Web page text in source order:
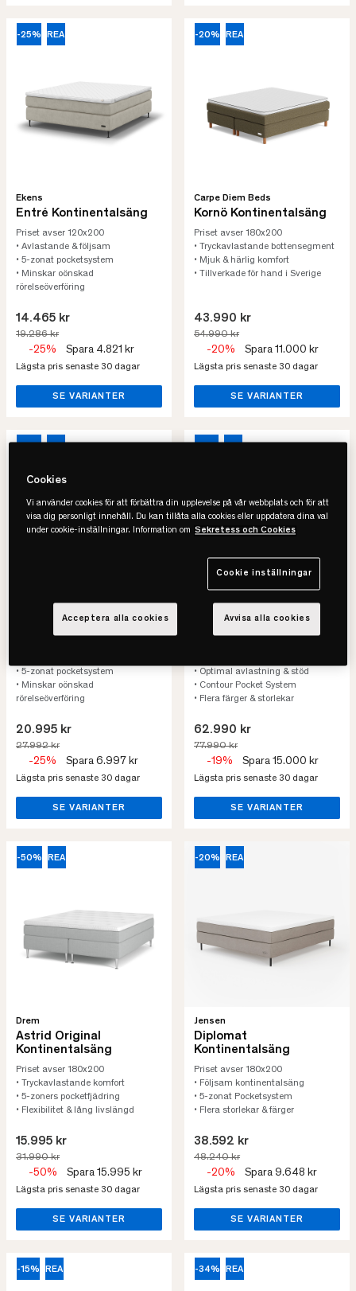
-25% REA
Ekens
Entré Kontinentalsäng
Priset avser 120x200
• Avlastande & följsam
• 5-zonat pocketsystem
• Minskar oönskad
rörelseöverföring
14.465 kr
19.286 kr
-25% Spara 4.821 kr
Lägsta pris senaste 30 dagar
SE VARIANTER
-20% REA
Carpe Diem Beds
Kornö Kontinentalsäng
Priset avser 180x200
• Tryckavlastande bottensegment
• Mjuk & härlig komfort
• Tillverkade för hand i Sverige
43.990 kr
54.990 kr
-20% Spara 11.000 kr
Lägsta pris senaste 30 dagar
SE VARIANTER
Entré Kontinentalsäng
• 5-zonat pocketsystem
• Minskar oönskad
rörelseöverföring
20.995 kr
27.992 kr
-25% Spara 6.997 kr
Lägsta pris senaste 30 dagar
SE VARIANTER
Härmanö
Kontinentalsäng
• Optimal avlastning & stöd
• Contour Pocket System
• Flera färger & storlekar
62.990 kr
77.990 kr
-19% Spara 15.000 kr
Lägsta pris senaste 30 dagar
SE VARIANTER
-50% REA
Drem
Astrid Original
Kontinentalsäng
Priset avser 180x200
• Tryckavlastande komfort
• 5-zoners pocketfjädring
• Flexibilitet & lång livslängd
15.995 kr
31.990 kr
-50% Spara 15.995 kr
Lägsta pris senaste 30 dagar
SE VARIANTER
-20% REA
Jensen
Diplomat
Kontinentalsäng
Priset avser 180x200
• Följsam kontinentalsäng
• 5-zonat Pocketsystem
• Flera storlekar & färger
38.592 kr
48.240 kr
-20% Spara 9.648 kr
Lägsta pris senaste 30 dagar
SE VARIANTER
-15% REA -34% REA
Cookies
Vi använder cookies för att förbättra din upplevelse på vår webbplats och för att
visa dig personligt innehåll. Du kan tillåta alla cookies eller uppdatera dina val
under cookie-inställningar. Information om Sekretess och Cookies
Cookie inställningar
Avvisa alla cookies
Acceptera alla cookies